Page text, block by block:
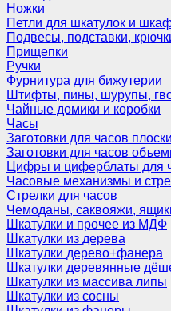
Ножки
Петли для шкатулок и
Подвесы, подставки,
Прищепки
Ручки
Фурнитура для бижутерии
Штифты, пины, шурупы,
Чайные домики и коробки
Часы
Заготовки для часов
Заготовки для часов
Цифры и циферблаты для
Часовые механизмы и
Стрелки для часов
Чемоданы, саквояжи,
Шкатулки и прочее из МДФ
Шкатулки из дерева
Шкатулки дерево+фанера
Шкатулки деревянные
Шкатулки из массива липы
Шкатулки из сосны